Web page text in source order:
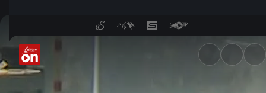
Geisterfahrt im Tunnel -